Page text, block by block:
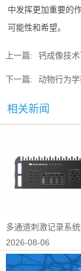
中发挥更加重要的
可能性和希望。
上一篇: 钙成像技术
下一篇: 动物行为
相关新闻
多通道刺激记录系
中的应用
2026-08-06